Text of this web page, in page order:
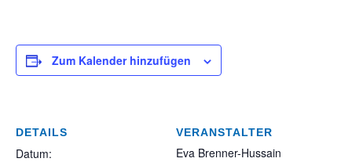
Zum Kalender hinzufügen
DETAILS
Datum:
VERANSTALTER
Eva Brenner-Hussain